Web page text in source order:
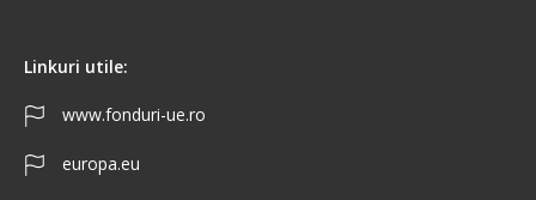
Linkuri utile:
www.fonduri-ue.ro
europa.eu